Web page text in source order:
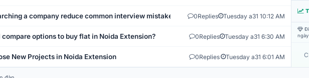
a company reduce common interview mistakes? 0Replies Tuesday a31 10:12 AM
compare options to buy flat in Noida Extension? 0Replies Tuesday a31 6:30 AM
New Projects in Noida Extension 0Replies Tuesday a31 6:01 AM